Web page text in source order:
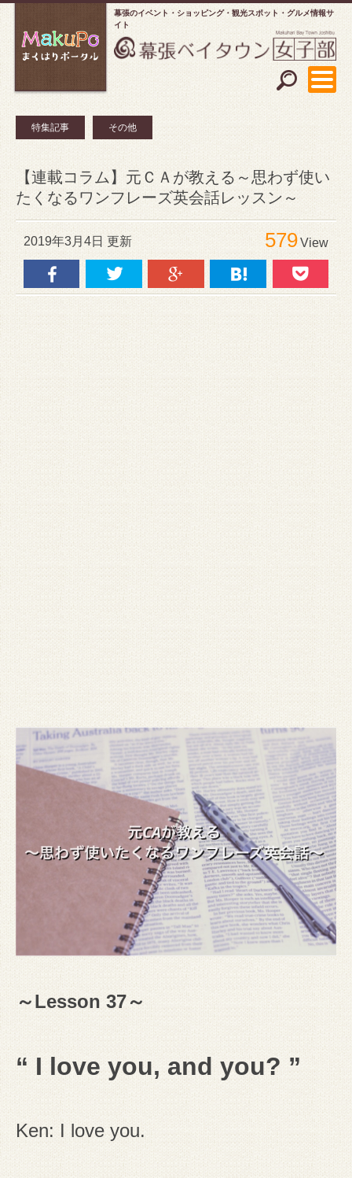
幕張のイベント・ショッピング
観光スポット・グルメ情報サ
イト
特集記事 その他
【連載コラム】元ＣＡが教える～思わず使い
たくなるワンフレーズ英会話レッスン～
2019年3月4日 更新 579View
～Lesson 37～
“ I love you, and you? ”
Ken: I love you.